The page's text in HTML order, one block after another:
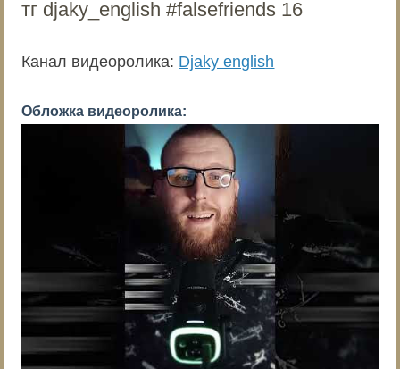
тг djaky_english #falsefriends 16
Канал видеоролика: Djaky english
Обложка видеоролика: